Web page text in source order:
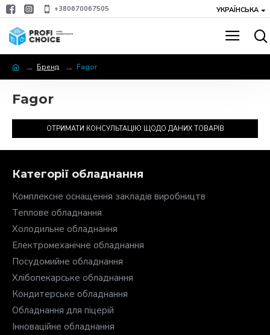
+380670067505 УКРАЇНСЬКА
Бренд Fagor
Fagor
ОТРИМАТИ КОНСУЛЬТАЦІЮ ЩОДО ДАНИХ ТОВАРІВ
Категорії обладнання
Комплексне оснащення закладів виробництв
Теплове обладнання
Холодильне обладнання
Електромеханічне обладнання
Посудомийне обладнання
Хлібопекарське обладнання
Кондитерське обладнання
Обладнання для піцерій
Інноваційне обладнання